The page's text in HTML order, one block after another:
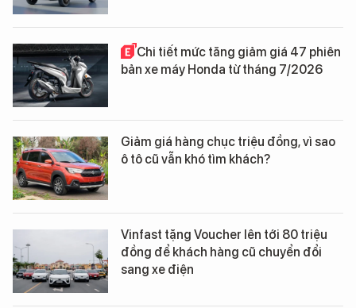
Chi tiết mức tăng giảm giá 47 phiên
bản xe máy Honda từ tháng 7/2026
Giảm giá hàng chục triệu đồng, vì sao
ô tô cũ vẫn khó tìm khách?
Vinfast tặng Voucher lên tới 80 triệu
đồng để khách hàng cũ chuyển đổi
sang xe điện